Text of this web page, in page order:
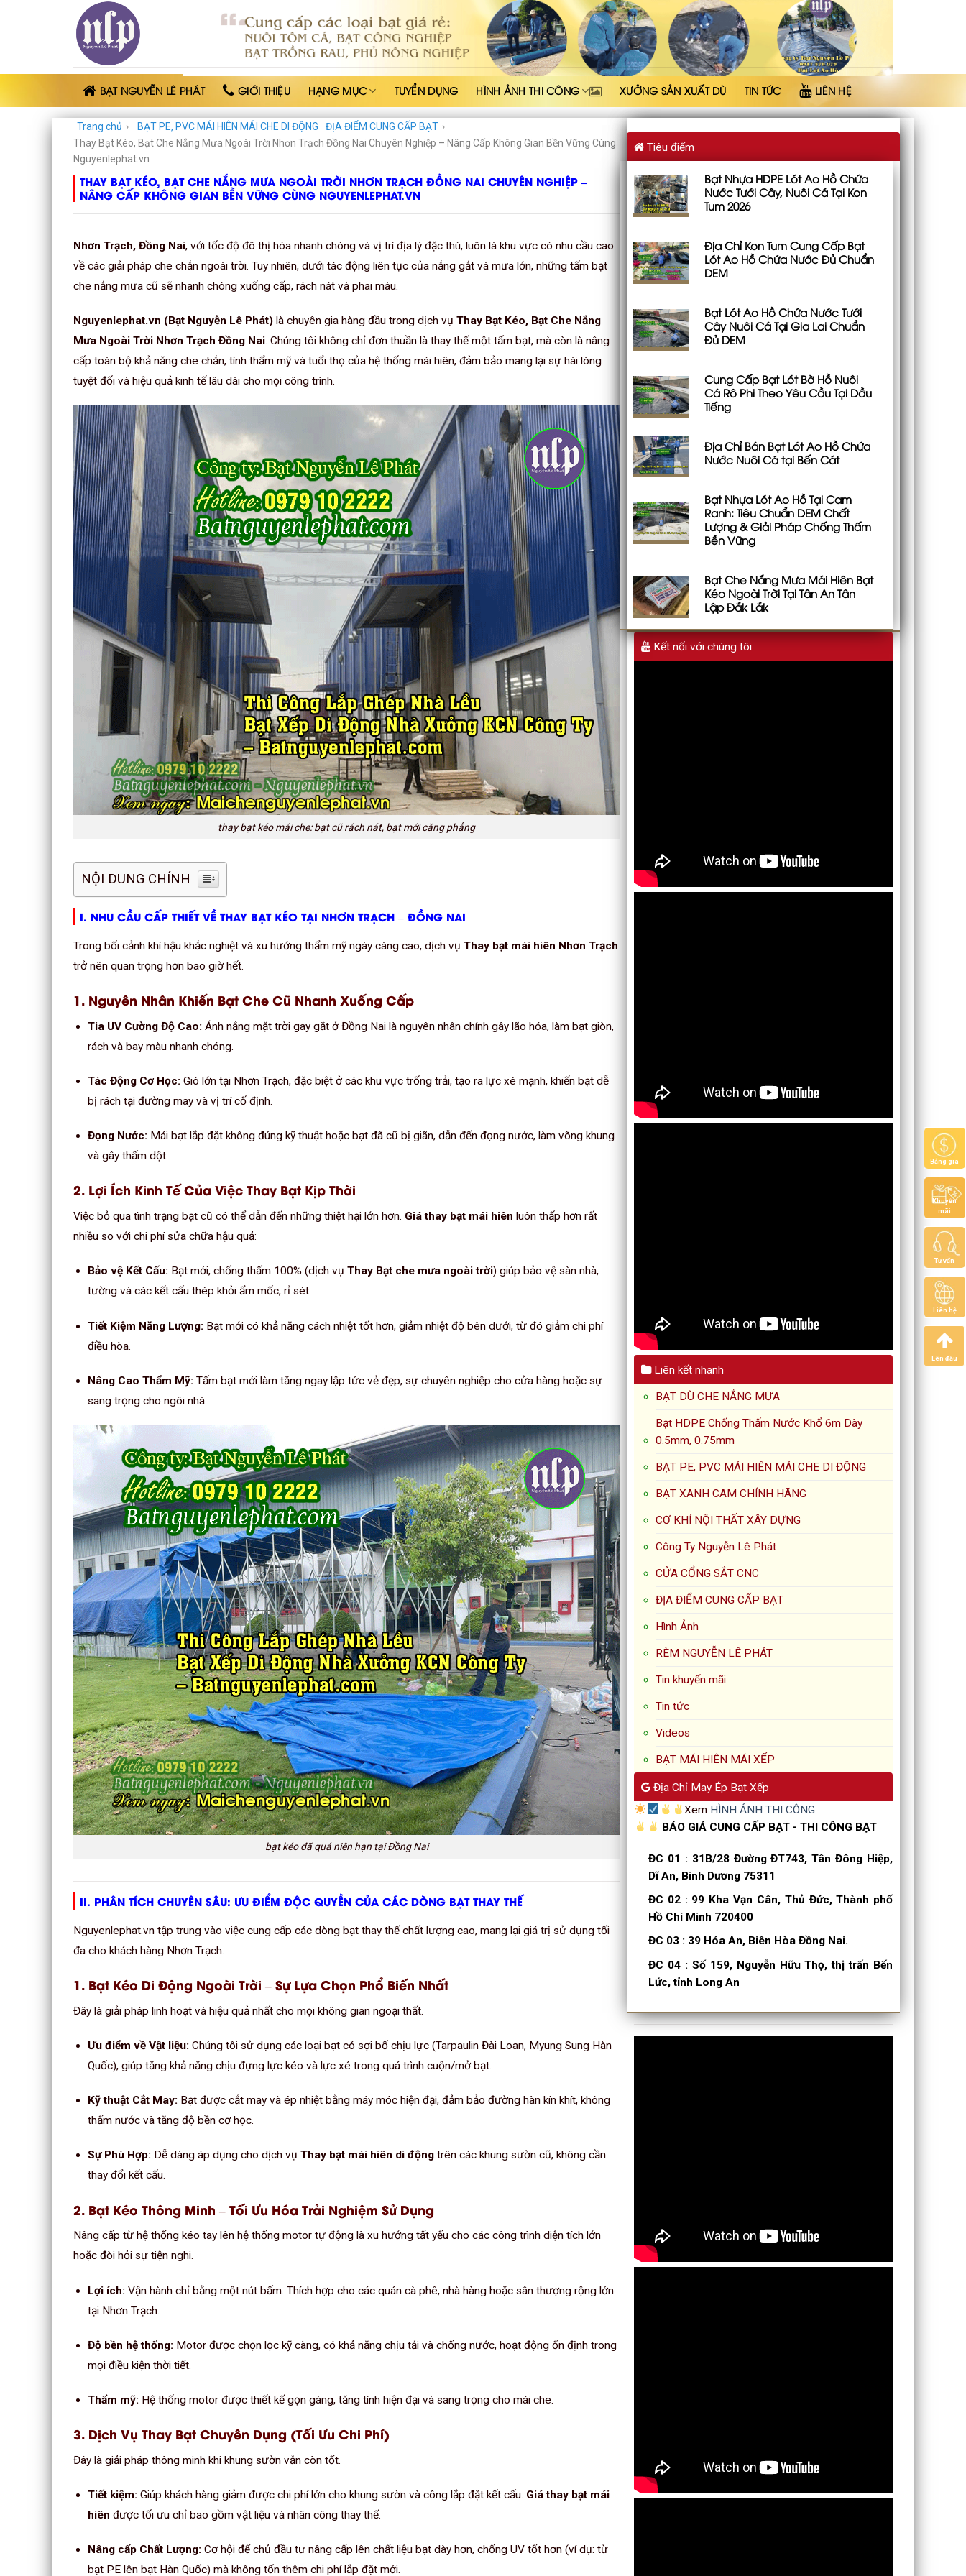
PHÁT
BẠT NGUYỄN LÊ PHÁT GIỚI THIỆU HẠNG MỤC TUYỂN DỤNG HÌNH ẢNH THI CÔNG XƯỞNG SẢN XUẤT DÙ TIN TỨC LIÊN HỆ
Trang chủ › BẠT PE, PVC MÁI HIÊN MÁI CHE DI ĐỘNG ĐỊA ĐIỂM CUNG CẤP BẠT ›
Thay Bạt Kéo, Bạt Che Nắng Mưa Ngoài Trời Nhơn Trạch Đồng Nai Chuyên Nghiệp – Nâng Cấp Không Gian Bền Vững Cùng
Nguyenlephat.vn
THAY BẠT KÉO, BẠT CHE NẮNG MƯA NGOÀI TRỜI NHƠN TRẠCH ĐỒNG NAI CHUYÊN NGHIỆP –
NÂNG CẤP KHÔNG GIAN BỀN VỮNG CÙNG NGUYENLEPHAT.VN
Nhơn Trạch, Đồng Nai, với tốc độ đô thị hóa nhanh chóng và vị trí địa lý đặc thù, luôn là khu vực có nhu cầu cao
về các giải pháp che chắn ngoài trời. Tuy nhiên, dưới tác động liên tục của nắng gắt và mưa lớn, những tấm bạt
che nắng mưa cũ sẽ nhanh chóng xuống cấp, rách nát và phai màu.
Nguyenlephat.vn (Bạt Nguyễn Lê Phát) là chuyên gia hàng đầu trong dịch vụ Thay Bạt Kéo, Bạt Che Nắng
Mưa Ngoài Trời Nhơn Trạch Đồng Nai. Chúng tôi không chỉ đơn thuần là thay thế một tấm bạt, mà còn là nâng
cấp toàn bộ khả năng che chắn, tính thẩm mỹ và tuổi thọ của hệ thống mái hiên, đảm bảo mang lại sự hài lòng
tuyệt đối và hiệu quả kinh tế lâu dài cho mọi công trình.
thay bạt kéo mái che: bạt cũ rách nát, bạt mới căng phẳng
NỘI DUNG CHÍNH
I. NHU CẦU CẤP THIẾT VỀ THAY BẠT KÉO TẠI NHƠN TRẠCH – ĐỒNG NAI
Trong bối cảnh khí hậu khắc nghiệt và xu hướng thẩm mỹ ngày càng cao, dịch vụ Thay bạt mái hiên Nhơn Trạch
trở nên quan trọng hơn bao giờ hết.
1. Nguyên Nhân Khiến Bạt Che Cũ Nhanh Xuống Cấp
Tia UV Cường Độ Cao: Ánh nắng mặt trời gay gắt ở Đồng Nai là nguyên nhân chính gây lão hóa, làm bạt giòn,
rách và bay màu nhanh chóng.
Tác Động Cơ Học: Gió lớn tại Nhơn Trạch, đặc biệt ở các khu vực trống trải, tạo ra lực xé mạnh, khiến bạt dễ
bị rách tại đường may và vị trí cố định.
Đọng Nước: Mái bạt lắp đặt không đúng kỹ thuật hoặc bạt đã cũ bị giãn, dẫn đến đọng nước, làm võng khung
và gây thấm dột.
2. Lợi Ích Kinh Tế Của Việc Thay Bạt Kịp Thời
Việc bỏ qua tình trạng bạt cũ có thể dẫn đến những thiệt hại lớn hơn. Giá thay bạt mái hiên luôn thấp hơn rất
nhiều so với chi phí sửa chữa hậu quả:
Bảo vệ Kết Cấu: Bạt mới, chống thấm 100% (dịch vụThay Bạt che mưa ngoài trời) giúp bảo vệ sàn nhà,
tường và các kết cấu thép khỏi ẩm mốc, rỉ sét.
Tiết Kiệm Năng Lượng: Bạt mới có khả năng cách nhiệt tốt hơn, giảm nhiệt độ bên dưới, từ đó giảm chi phí
điều hòa.
Nâng Cao Thẩm Mỹ: Tấm bạt mới làm tăng ngay lập tức vẻ đẹp, sự chuyên nghiệp cho cửa hàng hoặc sự
sang trọng cho ngôi nhà.
bạt kéo đã quá niên hạn tại Đồng Nai
II. PHÂN TÍCH CHUYÊN SÂU: ƯU ĐIỂM ĐỘC QUYỀN CỦA CÁC DÒNG BẠT THAY THẾ
Nguyenlephat.vn tập trung vào việc cung cấp các dòng bạt thay thế chất lượng cao, mang lại giá trị sử dụng tối
đa cho khách hàng Nhơn Trạch.
1. Bạt Kéo Di Động Ngoài Trời – Sự Lựa Chọn Phổ Biến Nhất
Đây là giải pháp linh hoạt và hiệu quả nhất cho mọi không gian ngoại thất.
Ưu điểm về Vật liệu: Chúng tôi sử dụng các loại bạt có sợi bố chịu lực (Tarpaulin Đài Loan, Myung Sung Hàn
Quốc), giúp tăng khả năng chịu đựng lực kéo và lực xé trong quá trình cuộn/mở bạt.
Kỹ thuật Cắt May: Bạt được cắt may và ép nhiệt bằng máy móc hiện đại, đảm bảo đường hàn kín khít, không
thấm nước và tăng độ bền cơ học.
Sự Phù Hợp: Dễ dàng áp dụng cho dịch vụThay bạt mái hiên di động trên các khung sườn cũ, không cần
thay đổi kết cấu.
2. Bạt Kéo Thông Minh – Tối Ưu Hóa Trải Nghiệm Sử Dụng
Nâng cấp từ hệ thống kéo tay lên hệ thống motor tự động là xu hướng tất yếu cho các công trình diện tích lớn
hoặc đòi hỏi sự tiện nghi.
Lợi ích: Vận hành chỉ bằng một nút bấm. Thích hợp cho các quán cà phê, nhà hàng hoặc sân thượng rộng lớn
tại Nhơn Trạch.
Độ bền hệ thống: Motor được chọn lọc kỹ càng, có khả năng chịu tải và chống nước, hoạt động ổn định trong
mọi điều kiện thời tiết.
Thẩm mỹ: Hệ thống motor được thiết kế gọn gàng, tăng tính hiện đại và sang trọng cho mái che.
3. Dịch Vụ Thay Bạt Chuyên Dụng (Tối Ưu Chi Phí)
Đây là giải pháp thông minh khi khung sườn vẫn còn tốt.
Tiết kiệm: Giúp khách hàng giảm được chi phí lớn cho khung sườn và công lắp đặt kết cấu. Giá thay bạt mái
hiên được tối ưu chỉ bao gồm vật liệu và nhân công thay thế.
Nâng cấp Chất Lượng: Cơ hội để chủ đầu tư nâng cấp lên chất liệu bạt dày hơn, chống UV tốt hơn (ví dụ: từ
bạt PE lên bạt Hàn Quốc) mà không tốn thêm chi phí lắp đặt mới.
Tiêu điểm
Bạt Nhựa HDPE Lót Ao Hồ Chứa
Nước Tưới Cây, Nuôi Cá Tại Kon
Tum 2026
Địa Chỉ Kon Tum Cung Cấp Bạt
Lót Ao Hồ Chứa Nước Đủ Chuẩn
DEM
Bạt Lót Ao Hồ Chứa Nước Tưới
Cây Nuôi Cá Tại Gia Lai Chuẩn
Đủ DEM
Cung Cấp Bạt Lót Bờ Hồ Nuôi
Cá Rô Phi Theo Yêu Cầu Tại Dầu
Tiếng
Địa Chỉ Bán Bạt Lót Ao Hồ Chứa
Nước Nuôi Cá tại Bến Cát
Bạt Nhựa Lót Ao Hồ Tại Cam
Ranh: Tiêu Chuẩn DEM Chất
Lượng & Giải Pháp Chống Thấm
Bền Vững
Bạt Che Nắng Mưa Mái Hiên Bạt
Kéo Ngoài Trời Tại Tân An Tân
Lập Đắk Lắk
Kết nối với chúng tôi
Liên kết nhanh
BẠT DÙ CHE NẮNG MƯA
Bạt HDPE Chống Thấm Nước Khổ 6m Dày
0.5mm, 0.75mm
BẠT PE, PVC MÁI HIÊN MÁI CHE DI ĐỘNG
BẠT XANH CAM CHÍNH HÃNG
CƠ KHÍ NỘI THẤT XÂY DỰNG
Công Ty Nguyễn Lê Phát
CỬA CỔNG SẮT CNC
ĐỊA ĐIỂM CUNG CẤP BẠT
Hình Ảnh
RÈM NGUYỄN LÊ PHÁT
Tin khuyến mãi
Tin tức
Videos
BẠT MÁI HIÊN MÁI XẾP
Địa Chỉ May Ép Bạt Xếp
Xem HÌNH ẢNH THI CÔNG
BÁO GIÁ CUNG CẤP BẠT - THI CÔNG BẠT
ĐC 01 : 31B/28 Đường ĐT743, Tân Đông Hiệp,
Dĩ An, Bình Dương 75311
ĐC 02: 99 Kha Vạn Cân, Thủ Đức, Thành phố
Hồ Chí Minh 720400
ĐC 03 : 39 Hóa An, Biên Hòa Đồng Nai.
ĐC 04 : Số 159, Nguyễn Hữu Thọ, thị trấn Bến
Lức, tỉnh Long An
Bảng giá
Khuyến
mãi
Tư vấn
Liên hệ
Lên đầu